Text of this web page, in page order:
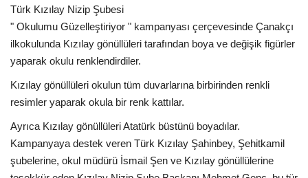
Türk Kızılay Nizip Şubesi
" Okulumu Güzelleştiriyor " kampanyası çerçevesinde Çanakçı
ilkokulunda Kızılay gönüllüleri tarafından boya ve değişik figürler
yaparak okulu renklendirdiler.
Kızılay gönüllüleri okulun tüm duvarlarına birbirinden renkli
resimler yaparak okula bir renk kattılar.
Ayrıca Kızılay gönüllüleri Atatürk büstünü boyadılar.
Kampanyaya destek veren Türk Kızılay Şahinbey, Şehitkamil
şubelerine, okul müdürü İsmail Şen ve Kızılay gönüllülerine